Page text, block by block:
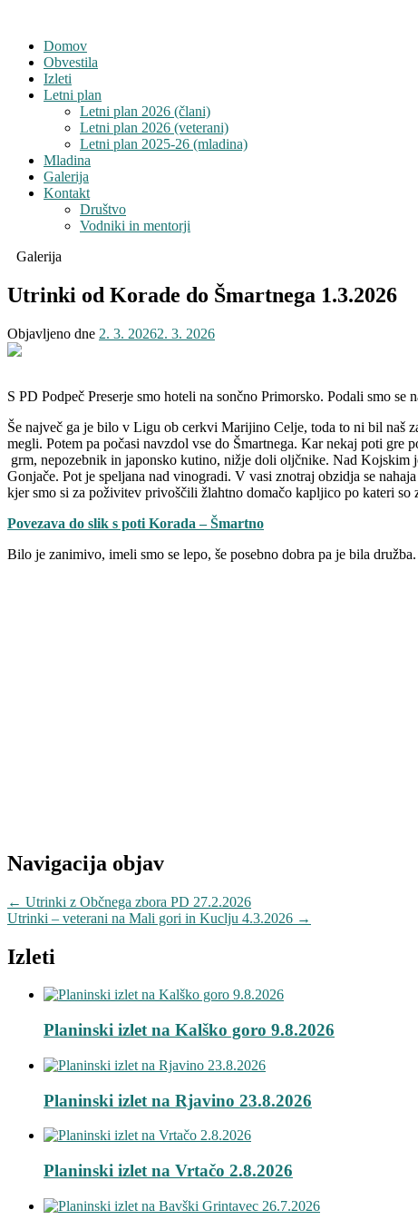
Domov
Obvestila
Izleti
Letni plan
Letni plan 2026 (člani)
Letni plan 2026 (veterani)
Letni plan 2025-26 (mladina)
Mladina
Galerija
Kontakt
Društvo
Vodniki in mentorji
Galerija
Utrinki od Korade do Šmartnega 1.3.2026
Objavljeno dne 2. 3. 20262. 3. 2026
S PD Podpeč Preserje smo hoteli na sončno Primorsko. Podali smo
Še največ ga je bilo v Ligu ob cerkvi Marijino Celje, toda to ni bil naš
megli. Potem pa počasi navzdol vse do Šmartnega. Kar nekaj poti
grm, nepozebnik in japonsko kutino, nižje doli oljčnike. Nad Kojskim
Gonjače. Pot je speljana nad vinogradi. V vasi znotraj obzidja se
kjer smo si za poživitev privoščili žlahtno domačo kapljico po kateri so
Povezava do slik s poti Korada – Šmartno
Bilo je zanimivo, imeli smo se lepo, še posebno dobra pa je bila družba.
Navigacija objav
← Utrinki z Občnega zbora PD 27.2.2026
Utrinki – veterani na Mali gori in Kuclju 4.3.2026 →
Izleti
Planinski izlet na Kalško goro 9.8.2026
Planinski izlet na Rjavino 23.8.2026
Planinski izlet na Vrtačo 2.8.2026